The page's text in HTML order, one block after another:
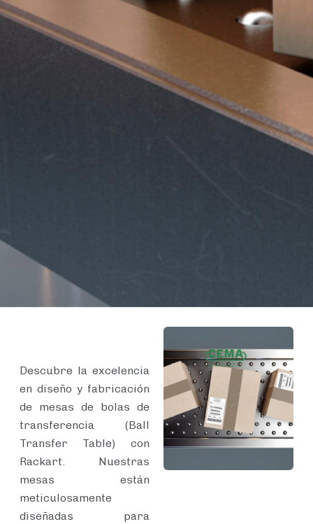
Descubre la excelencia
en diseño y fabricación
de mesas de bolas de
transferencia (Ball
Transfer Table) con
Rackart. Nuestras
mesas están
meticulosamente
diseñadas para